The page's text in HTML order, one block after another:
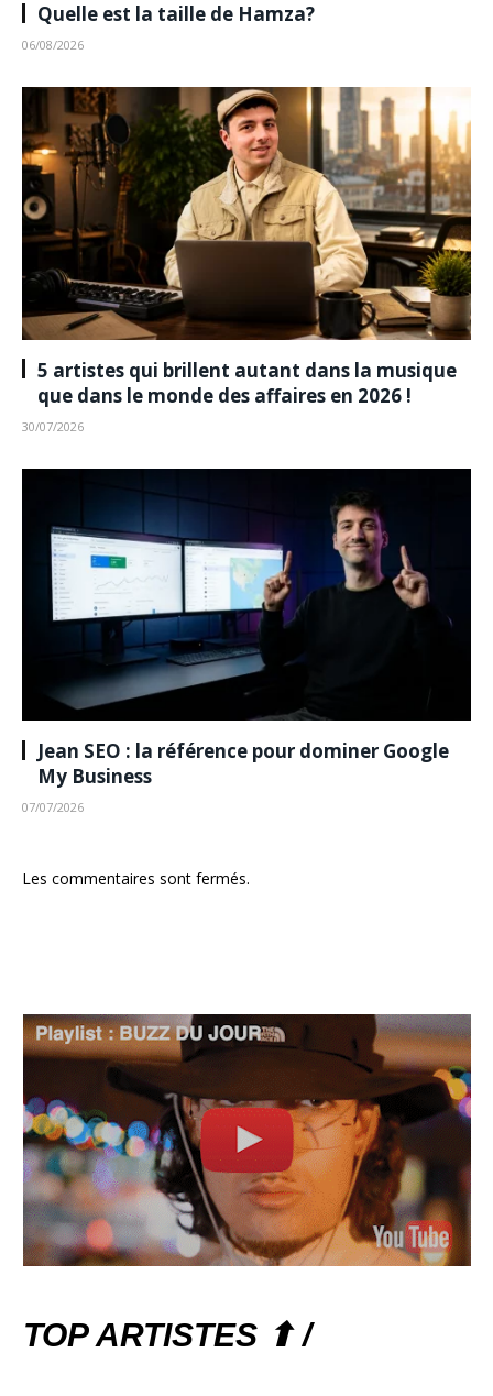
Quelle est la taille de Hamza?
06/08/2026
5 artistes qui brillent autant dans la musique
que dans le monde des affaires en 2026 !
30/07/2026
Jean SEO : la référence pour dominer Google
My Business
07/07/2026
Les commentaires sont fermés.
TOP ARTISTES ⬆ /